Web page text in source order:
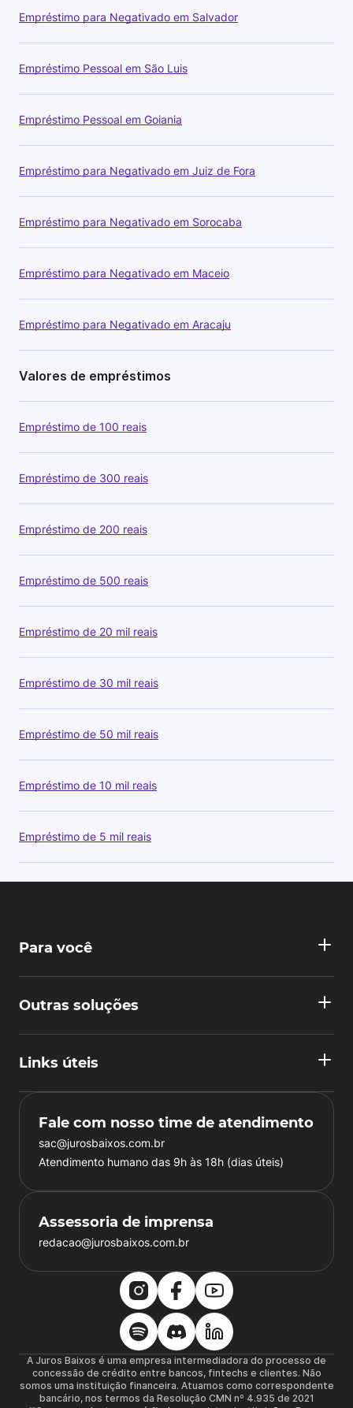
Empréstimo para Negativado em Salvador
Empréstimo Pessoal em São Luis
Empréstimo Pessoal em Goiania
Empréstimo para Negativado em Juiz de Fora
Empréstimo para Negativado em Sorocaba
Empréstimo para Negativado em Maceio
Empréstimo para Negativado em Aracaju
Valores de empréstimos
Empréstimo de 100 reais
Empréstimo de 300 reais
Empréstimo de 200 reais
Empréstimo de 500 reais
Empréstimo de 20 mil reais
Empréstimo de 30 mil reais
Empréstimo de 50 mil reais
Empréstimo de 10 mil reais
Empréstimo de 5 mil reais
Para você
Outras soluções
Links úteis
Fale com nosso time de atendimento
sac@jurosbaixos.com.br
Atendimento humano das 9h às 18h (dias úteis)
Assessoria de imprensa
redacao@jurosbaixos.com.br
A Juros Baixos é uma empresa intermediadora do processo de
concessão de crédito entre bancos, fintechs e clientes. Não
somos uma instituição financeira. Atuamos como correspondente
bancário, nos termos da Resolução CMN nº 4.935 de 2021